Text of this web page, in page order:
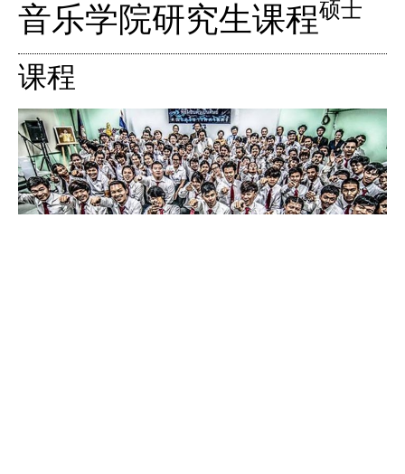
硕士
音乐学院研究生课程
课程